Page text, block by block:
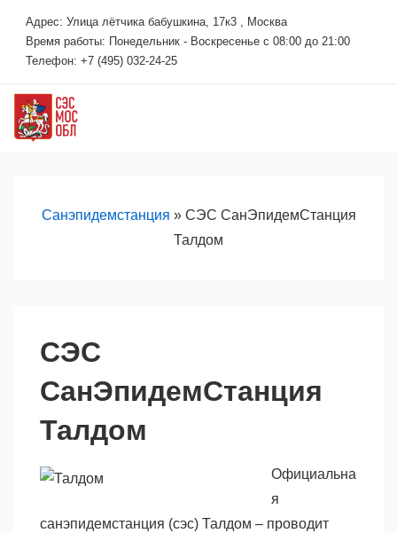
Перейти
содержимому
Адрес: Улица лётчика бабушкина, 17к3 , Москва
Время работы: Понедельник - Воскресенье с 08:00 до 21:00
Телефон: +7 (495) 032-24-25
Санэпидемстанция » СЭС СанЭпидемСтанция
Талдом
СЭС
СанЭпидемСтанция
Талдом
Официальна
я
санэпидемстанция (сэс) Талдом – проводит